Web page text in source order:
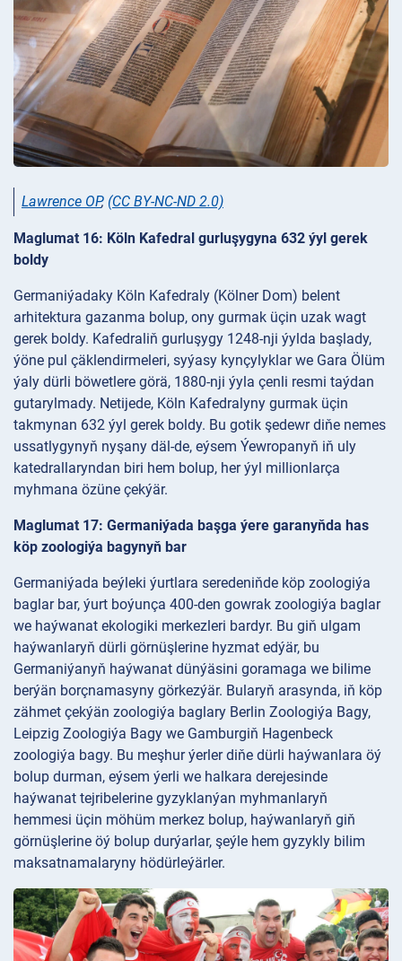
Lawrence OP, (CC BY-NC-ND 2.0)
Maglumat 16: Köln Kafedral gurluşygyna 632 ýyl gerek
boldy
Germaniýadaky Köln Kafedraly (Kölner Dom) belent
arhitektura gazanma bolup, ony gurmak üçin uzak wagt
gerek boldy. Kafedraliň gurluşygy 1248-nji ýylda başlady,
ýöne pul çäklendirmeleri, syýasy kynçylyklar we Gara Ölüm
ýaly dürli böwetlere görä, 1880-nji ýyla çenli resmi taýdan
gutarylmady. Netijede, Köln Kafedralyny gurmak üçin
takmynan 632 ýyl gerek boldy. Bu gotik şedewr diňe nemes
ussatlygynyň nyşany däl-de, eýsem Ýewropanyň iň uly
katedrallaryndan biri hem bolup, her ýyl millionlarça
myhmana özüne çekýär.
Maglumat 17: Germaniýada başga ýere garanyňda has
köp zoologiýa bagynyň bar
Germaniýada beýleki ýurtlara seredeniňde köp zoologiýa
baglar bar, ýurt boýunça 400-den gowrak zoologiýa baglar
we haýwanat ekologiki merkezleri bardyr. Bu giň ulgam
haýwanlaryň dürli görnüşlerine hyzmat edýär, bu
Germaniýanyň haýwanat dünýäsini goramaga we bilime
berýän borçnamasyny görkezýär. Bularyň arasynda, iň köp
zähmet çekýän zoologiýa baglary Berlin Zoologiýa Bagy,
Leipzig Zoologiýa Bagy we Gamburgiň Hagenbeck
zoologiýa bagy. Bu meşhur ýerler diňe dürli haýwanlara öý
bolup durman, eýsem ýerli we halkara derejesinde
haýwanat tejribelerine gyzyklanýan myhmanlaryň
hemmesi üçin möhüm merkez bolup, haýwanlaryň giň
görnüşlerine öý bolup durýarlar, şeýle hem gyzykly bilim
maksatnamalaryny hödürleýärler.